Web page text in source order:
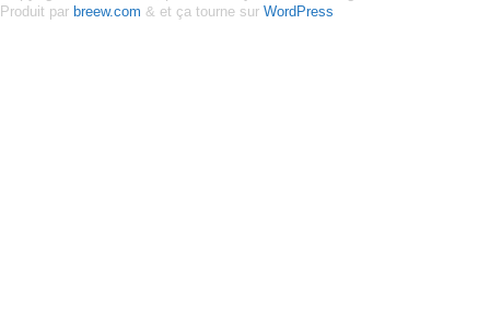
Produit par breew.com & et ça tourne sur WordPress